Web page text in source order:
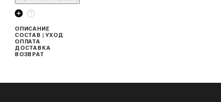
ОПИСАНИЕ
СОСТАВ | УХОД
ОПЛАТА
ДОСТАВКА
ВОЗВРАТ